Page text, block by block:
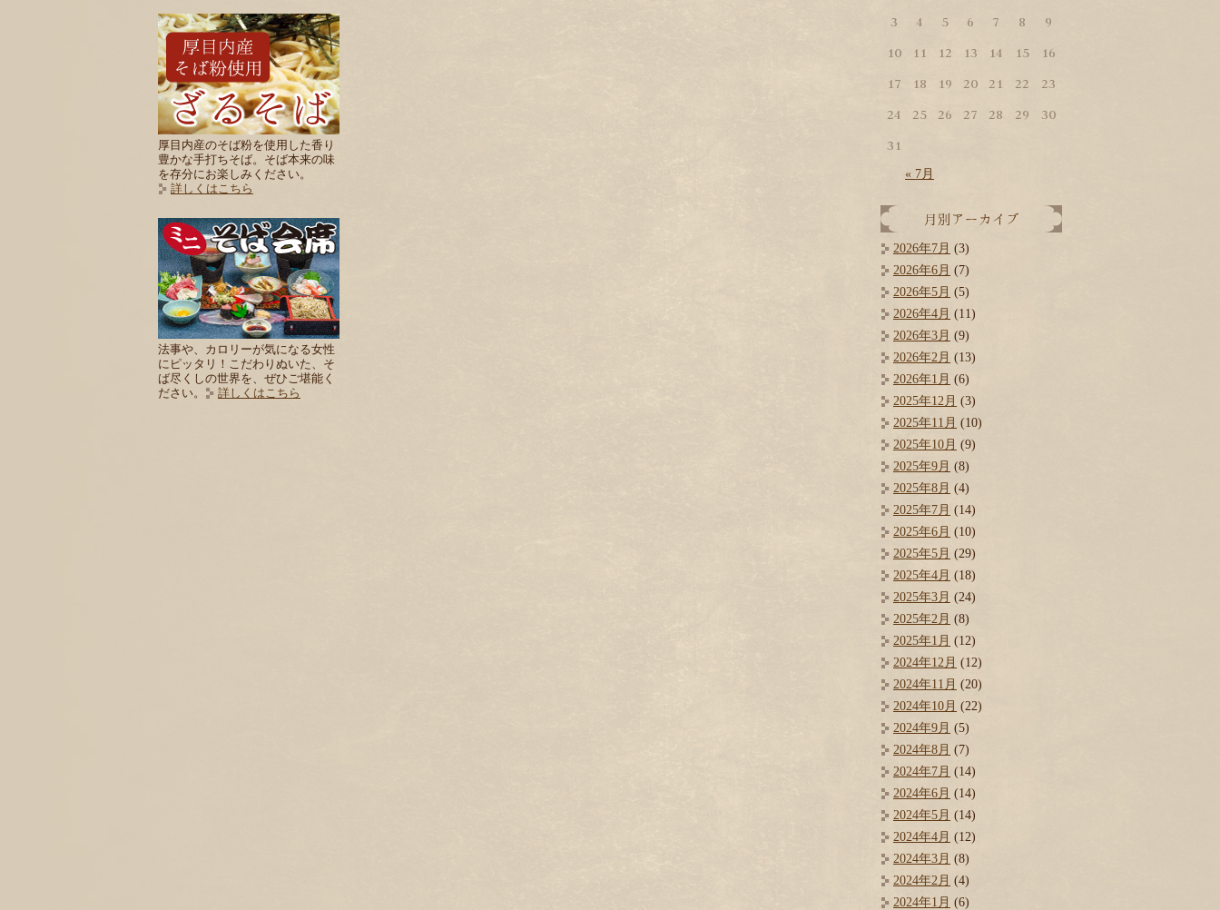
厚目内産のそば粉を使用した香り
豊かな手打ちそば。そば本来の味
を存分にお楽しみください。
詳しくはこちら
法事や、カロリーが気になる女性
にピッタリ！こだわりぬいた、そ
ば尽くしの世界を、ぜひご堪能く
ださい。
詳しくはこちら
« 7月
3
4 5 6 7 8
9
10
11 12 13 14 15
16
17
18 19 20 21 22
23
24
25 26 27 28 29
30
31
2026年7月 (3)
2026年6月 (7)
2026年5月 (5)
2026年4月 (11)
2026年3月 (9)
2026年2月 (13)
2026年1月 (6)
2025年12月 (3)
2025年11月 (10)
2025年10月 (9)
2025年9月 (8)
2025年8月 (4)
2025年7月 (14)
2025年6月 (10)
2025年5月 (29)
2025年4月 (18)
2025年3月 (24)
2025年2月 (8)
2025年1月 (12)
2024年12月 (12)
2024年11月 (20)
2024年10月 (22)
2024年9月 (5)
2024年8月 (7)
2024年7月 (14)
2024年6月 (14)
2024年5月 (14)
2024年4月 (12)
2024年3月 (8)
2024年2月 (4)
2024年1月 (6)